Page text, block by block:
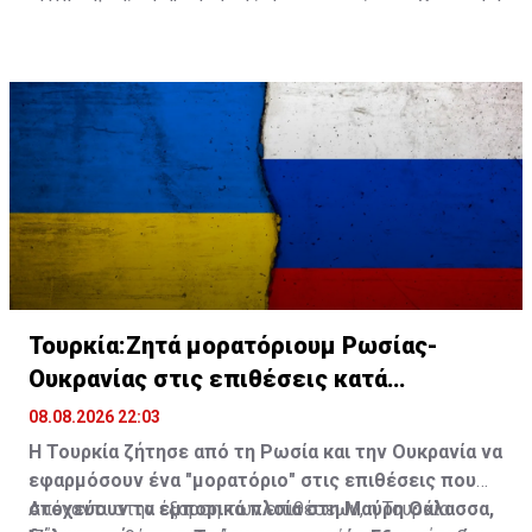
Τουρκία:Ζητά μορατόριουμ Ρωσίας-
Ουκρανίας στις επιθέσεις κατά
εμπορικών πλοίων
08.08.2026 22:03
Η Τουρκία ζήτησε από τη Ρωσία και την Ουκρανία να
εφαρμόσουν ένα "μορατόριο" στις επιθέσεις που
στοχεύουν τα εμπορικά πλοία στη Μαύρη Θάλασσα,
Απέναντι στην έξαρση των επιθέσεων, η Τουρκία